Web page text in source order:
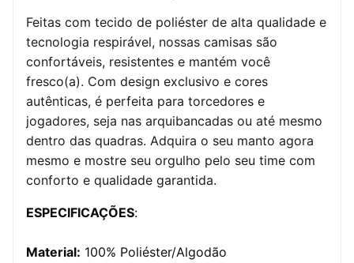
Feitas com tecido de poliéster de alta qualidade e
tecnologia respirável, nossas camisas são
confortáveis, resistentes e mantém você
fresco(a). Com design exclusivo e cores
autênticas, é perfeita para torcedores e
jogadores, seja nas arquibancadas ou até mesmo
dentro das quadras. Adquira o seu manto agora
mesmo e mostre seu orgulho pelo seu time com
conforto e qualidade garantida.
ESPECIFICAÇÕES:
Material: 100% Poliéster/Algodão